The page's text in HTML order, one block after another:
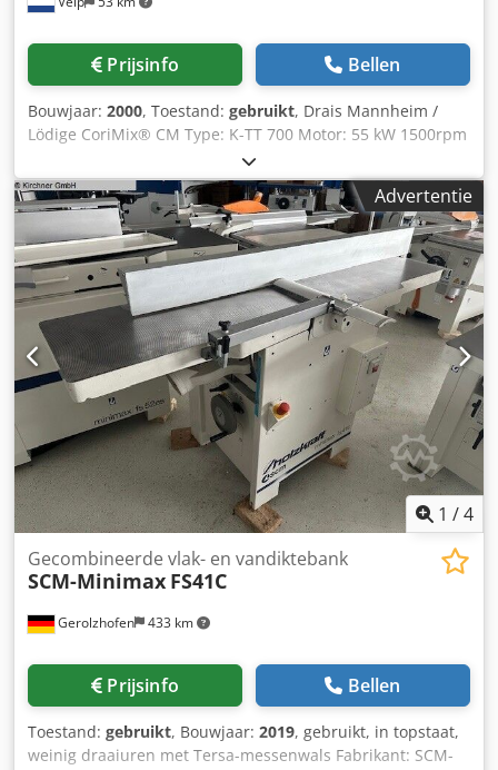
Prijsinfo Bellen
Bouwjaar: 2000, Toestand: gebruikt, Drais Mannheim /
Lödige CoriMix® CM Type: K-TT 700 Motor: 55 kW 1500rpm
Dsdpfx Ahoh H S Hdsnjkr Volledig RVS uitgevoerd (inclusief
frame)
Advertentie
1 /4
Gerolzhofen 433 km
Gecombineerde vlak- en vandiktebank
SCM-Minimax FS41C
Prijsinfo Bellen
Toestand: gebruikt, Bouwjaar: 2019, gebruikt, in topstaat,
weinig draaiuren met Tersa-messenwals Fabrikant: SCM-